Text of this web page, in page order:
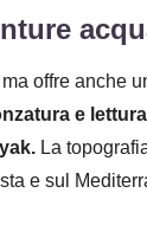
offre anche
e
La
e sul